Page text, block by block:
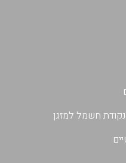
חשמל למזגן